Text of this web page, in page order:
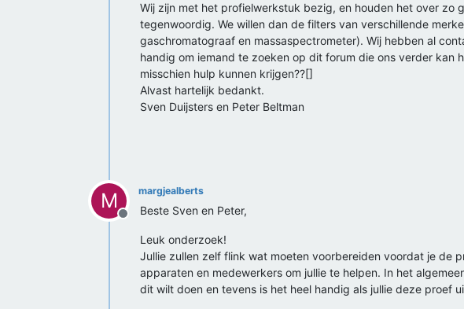
Wij zijn met het profielwerkstuk bezig, en houden het over
tegenwoordig. We willen dan de filters van verschillende
gaschromatograaf en massaspectrometer). Wij hebben al
handig om iemand te zoeken op dit forum die ons verder kan
misschien hulp kunnen krijgen??[]
Alvast hartelijk bedankt.
Sven Duijsters en Peter Beltman
M
Offline
margjealberts
Beste Sven en Peter,
Leuk onderzoek!
Jullie zullen zelf flink wat moeten voorbereiden voordat je de
apparaten en medewerkers om jullie te helpen. In het
dit wilt doen en tevens is het heel handig als jullie deze proef